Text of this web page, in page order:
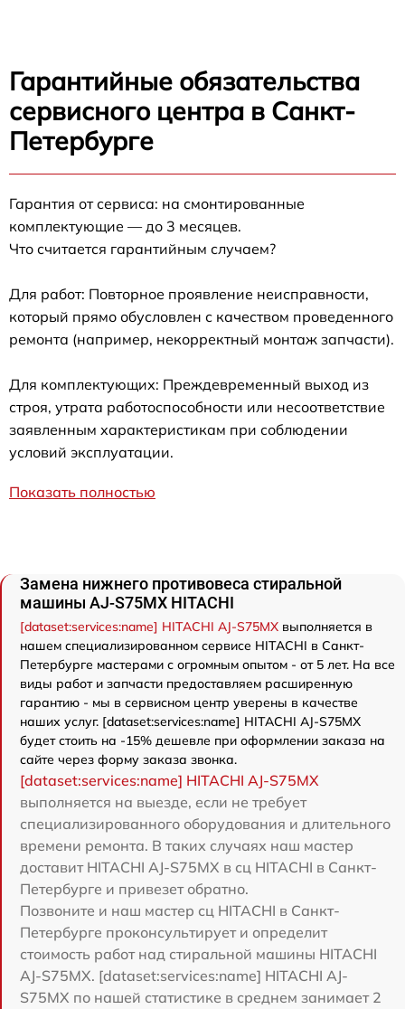
Гарантийные обязательства
сервисного центра в Санкт-
Петербурге
Гарантия от сервиса: на смонтированные
комплектующие — до 3 месяцев.
Что считается гарантийным случаем?
Для работ: Повторное проявление неисправности,
который прямо обусловлен с качеством проведенного
ремонта (например, некорректный монтаж запчасти).
Для комплектующих: Преждевременный выход из
строя, утрата работоспособности или несоответствие
заявленным характеристикам при соблюдении
условий эксплуатации.
Показать полностью
Замена нижнего противовеса стиральной
машины AJ-S75MX HITACHI
[dataset:services:name] HITACHI AJ-S75MX выполняется в
нашем специализированном сервисе HITACHI в Санкт-
Петербурге мастерами с огромным опытом - от 5 лет. На все
виды работ и запчасти предоставляем расширенную
гарантию - мы в сервисном центр уверены в качестве
наших услуг. [dataset:services:name] HITACHI AJ-S75MX
будет стоить на -15% дешевле при оформлении заказа на
сайте через форму заказа звонка.
[dataset:services:name] HITACHI AJ-S75MX
выполняется на выезде, если не требует
специализированного оборудования и длительного
времени ремонта. В таких случаях наш мастер
доставит HITACHI AJ-S75MX в сц HITACHI в Санкт-
Петербурге и привезет обратно.
Позвоните и наш мастер сц HITACHI в Санкт-
Петербурге проконсультирует и определит
стоимость работ над стиральной машины HITACHI
AJ-S75MX. [dataset:services:name] HITACHI AJ-
S75MX по нашей статистике в среднем занимает 2